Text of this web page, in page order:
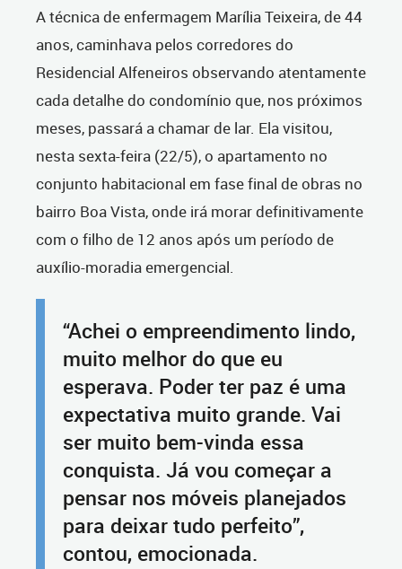
A técnica de enfermagem Marília Teixeira, de 44
anos, caminhava pelos corredores do
Residencial Alfeneiros observando atentamente
cada detalhe do condomínio que, nos próximos
meses, passará a chamar de lar. Ela visitou,
nesta sexta-feira (22/5), o apartamento no
conjunto habitacional em fase final de obras no
bairro Boa Vista, onde irá morar definitivamente
com o filho de 12 anos após um período de
auxílio-moradia emergencial.
“Achei o empreendimento lindo,
muito melhor do que eu
esperava. Poder ter paz é uma
expectativa muito grande. Vai
ser muito bem-vinda essa
conquista. Já vou começar a
pensar nos móveis planejados
para deixar tudo perfeito”,
contou, emocionada.